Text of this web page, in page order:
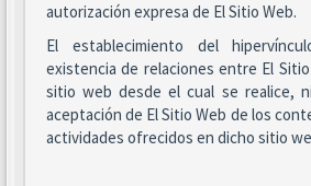
autorización expresa de El Sitio Web.
El establecimiento del
existencia de relaciones entre El
sitio web desde el cual se realice,
aceptación de El Sitio Web de los
actividades ofrecidos en dicho sitio